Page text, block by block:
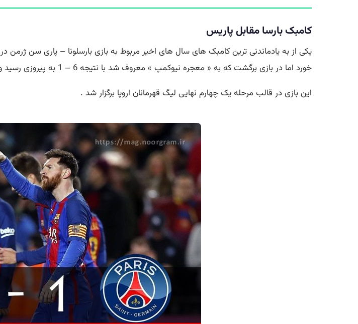
کامبک بارسا مقابل پاریس
خورد اما در بازی برگشت که به « معجره نیوکمپ » معروف شد با نتیجه 6 – 1 به پیروزی رسید و با اصطلاح « کامبک » انجام داد .
این بازی در قالب مرحله یک چهارم نهایی لیگ قهرمانان اروپا برگزار شد .